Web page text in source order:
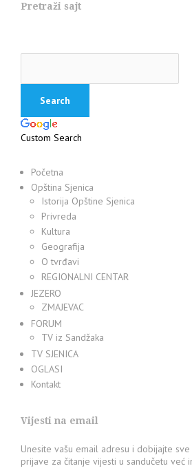
Pretraži sajt
Custom Search
Početna
Opština Sjenica
Istorija Opštine Sjenica
Privreda
Kultura
Geografija
O tvrđavi
REGIONALNI CENTAR
JEZERO
ZMAJEVAC
FORUM
TV iz Sandžaka
TV SJENICA
OGLASI
Kontakt
Vijesti na email
Unesite vašu email adresu i dobijajte
prijave za čitanje vijesti u sandučetu već